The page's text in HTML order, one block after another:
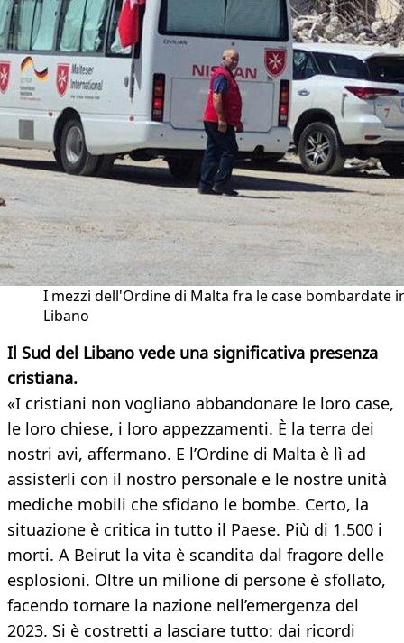
I mezzi dell'Ordine di Malta fra le case bombardate
Libano
Il Sud del Libano vede una significativa presenza
cristiana.
«I cristiani non vogliano abbandonare le loro case,
le loro chiese, i loro appezzamenti. È la terra dei
nostri avi, affermano. E l’Ordine di Malta è lì ad
assisterli con il nostro personale e le nostre unità
mediche mobili che sfidano le bombe. Certo, la
situazione è critica in tutto il Paese. Più di 1.500 i
morti. A Beirut la vita è scandita dal fragore delle
esplosioni. Oltre un milione di persone è sfollato,
facendo tornare la nazione nell’emergenza del
2023. Si è costretti a lasciare tutto: dai ricordi